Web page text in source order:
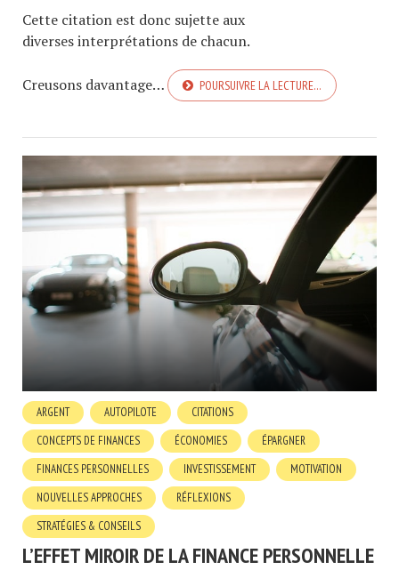
Cette citation est donc sujette aux
diverses interprétations de chacun.
Creusons davantage… POURSUIVRE LA LECTURE…
ARGENT AUTOPILOTE
CITATIONS
CONCEPTS DE FINANCES
ÉCONOMIES
ÉPARGNER
FINANCES PERSONNELLES
INVESTISSEMENT
MOTIVATION
NOUVELLES APPROCHES
RÉFLEXIONS
STRATÉGIES & CONSEILS
L’EFFET MIROIR DE LA FINANCE PERSONNELLE